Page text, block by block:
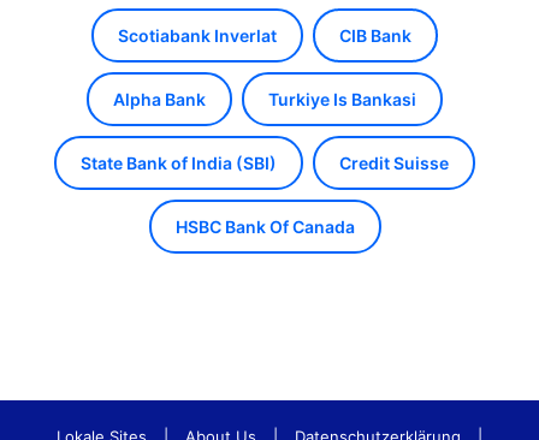
Scotiabank Inverlat CIB Bank
Alpha Bank Turkiye Is Bankasi
State Bank of India (SBI) Credit Suisse
HSBC Bank Of Canada